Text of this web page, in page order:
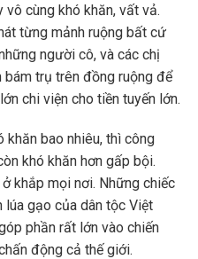
cùng khó khăn, vất vả.
từng mảnh ruộng bất cứ
người cô, và các chị
bám trụ trên đồng ruộng để
chi viện cho tiền tuyến lớn.
khăn bao nhiêu, thì công
khó khăn hơn gấp bội.
khắp mọi nơi. Những chiếc
lúa gạo của dân tộc Việt
phần rất lớn vào chiến
động cả thế giới.